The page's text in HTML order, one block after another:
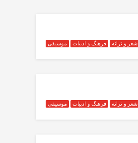
شعر و ترانه فرهنگ و ادبیات موسیقی
شعر و ترانه فرهنگ و ادبیات موسیقی